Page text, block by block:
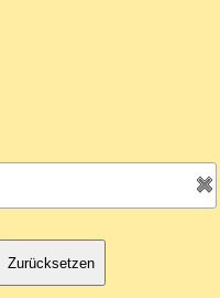
Zurücksetzen